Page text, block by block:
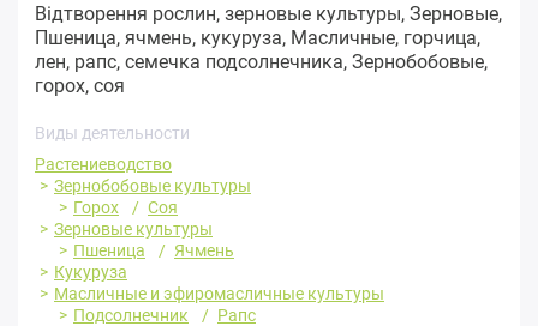
Відтворення рослин, зерновые культуры, Зерновые,
Пшеница, ячмень, кукуруза, Масличные, горчица,
лен, рапс, семечка подсолнечника, Зернобобовые,
горох, соя
Виды деятельности
Растениеводство
Зернобобовые культуры
Горох
Соя
Зерновые культуры
Пшеница
Ячмень
Кукуруза
Масличные и эфиромасличные культуры
Подсолнечник
Рапс